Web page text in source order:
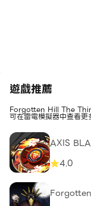
遊戲推薦
Forgotten Hill The
可在雷電模擬器中查看
AXIS
4.0